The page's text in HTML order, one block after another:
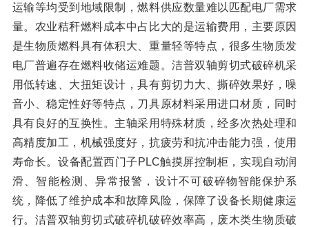
运输等均受到地域限制，燃料供应数量难以匹配电厂需求
量。农业秸秆燃料成本中占比大的是运输费用，主要原因
是生物质燃料具有体积大、重量轻等特点，很多生物质发
电厂普遍存在燃料收储运难题。洁普双轴剪切式破碎机采
用低转速、大扭矩设计，具有剪切力大、撕碎效果好，噪
音小、稳定性好等特点，刀具原材料采用进口材质，同时
具有良好的互换性。主轴采用特殊材质，经多次热处理和
高精度加工，机械强度好，抗疲劳和抗冲击能力强，使用
寿命长。设备配置西门子PLC触摸屏控制柜，实现自动润
滑、智能检测、异常报警，设计不可破碎物智能保护系
统，降低了维护成本和故障风险，保障了设备长期健康运
行。洁普双轴剪切式破碎机破碎效率高，废木类生物质破